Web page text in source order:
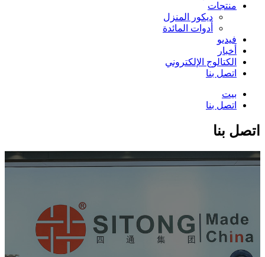
منتجات
ديكور المنزل
أدوات المائدة
فيديو
أخبار
الكتالوج الإلكتروني
اتصل بنا
بيت
اتصل بنا
اتصل بنا